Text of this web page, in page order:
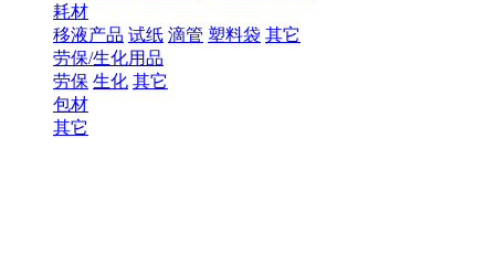
耗材
移液产品 试纸 滴管 塑料袋 其它
劳保/生化用品
劳保 生化 其它
包材
其它